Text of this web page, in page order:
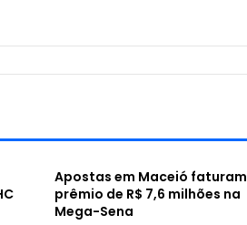
Apostas em Maceió faturam
prêmio de R$ 7,6 milhões na
Mega-Sena